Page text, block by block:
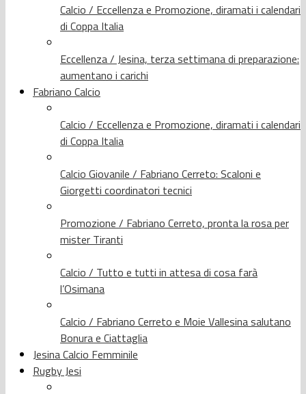
Calcio / Eccellenza e Promozione, diramati i calendari
di Coppa Italia
Eccellenza / Jesina, terza settimana di preparazione:
aumentano i carichi
Fabriano Calcio
Calcio / Eccellenza e Promozione, diramati i calendari
di Coppa Italia
Calcio Giovanile / Fabriano Cerreto: Scaloni e
Giorgetti coordinatori tecnici
Promozione / Fabriano Cerreto, pronta la rosa per
mister Tiranti
Calcio / Tutto e tutti in attesa di cosa farà
l’Osimana
Calcio / Fabriano Cerreto e Moie Vallesina salutano
Bonura e Ciattaglia
Jesina Calcio Femminile
Rugby Jesi